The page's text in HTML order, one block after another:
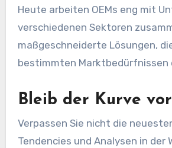
Heute arbeiten OEMs eng mit
verschiedenen Sektoren
maßgeschneiderte Lösungen,
bestimmten Marktbedürfnissen
Bleib der Kurve
Verpassen Sie nicht die neuesten Erkenntnisse,
Tendencies und Analysen in der